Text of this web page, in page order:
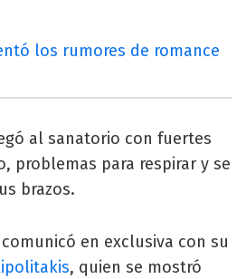
los rumores de romance
al sanatorio con fuertes
problemas para respirar y se
brazos.
en exclusiva con su
, quien se mostró